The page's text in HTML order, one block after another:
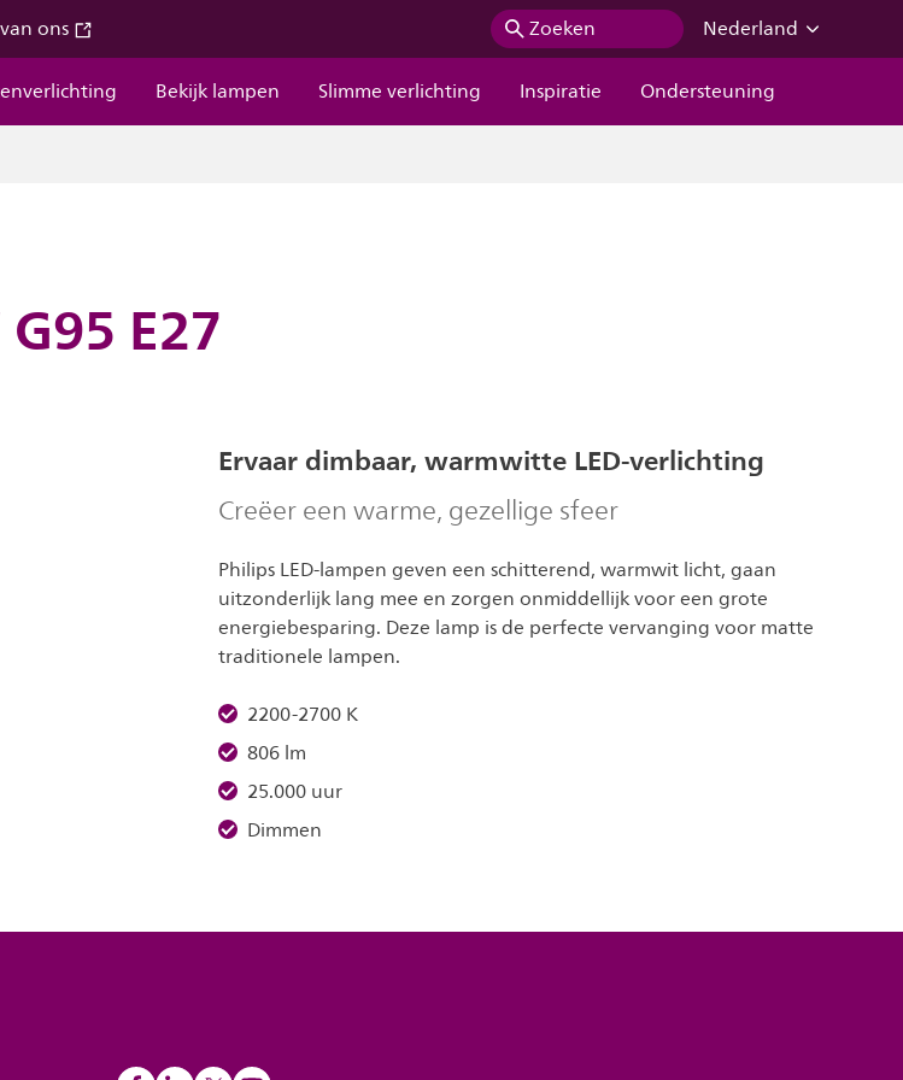
ons Zoeken
Nederland
Bekijk lampen Slimme verlichting Inspiratie Ondersteuning
E27
Ervaar dimbaar, warmwitte LED-verlichting
Creëer een warme, gezellige sfeer
Philips LED-lampen geven een schitterend, warmwit licht, gaan
uitzonderlijk lang mee en zorgen onmiddellijk voor een grote
energiebesparing. Deze lamp is de perfecte vervanging voor matte
traditionele lampen.
2200-2700 K
806 lm
25.000 uur
Dimmen